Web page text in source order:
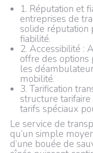
1. Réputation et
entreprises de
solide réputation
fiabilité.
2. Accessibilité :
offre des
les
mobilité.
3. Tarification
structure
tarifs spéciaux
Le service de
qu’un simple
d’une bouée de